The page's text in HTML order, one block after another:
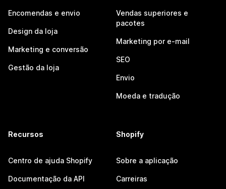
Encomendas e envio
Design da loja
Marketing e conversão
Gestão da loja
Vendas superiores e
pacotes
Marketing por e-mail
SEO
Envio
Moeda e tradução
Recursos
Centro de ajuda Shopify
Documentação da API
Shopify
Sobre a aplicação
Carreiras